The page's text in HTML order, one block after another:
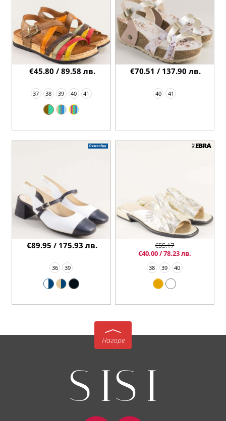
37 38 39 40 41
€45.80 / 89.58 лв.
40 41
€70.51 / 137.90 лв.
36 39
€89.95 / 175.93 лв.
38 39 40
€55.17
€40.00 / 78.23 лв.
Нагоре